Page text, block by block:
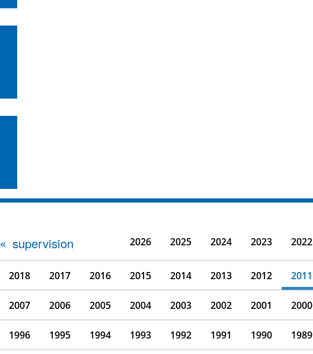
supervision 2026 2025 2024 2023 2022
2018 2017 2016 2015 2014 2013 2012 2011
2007 2006 2005 2004 2003 2002 2001 2000
1996 1995 1994 1993 1992 1991 1990 1989